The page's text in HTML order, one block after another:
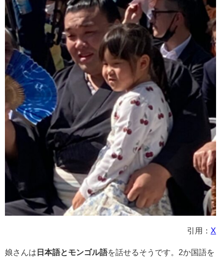
引用： X
娘さんは 日本語とモンゴル語を話せるそうです。2か国語を